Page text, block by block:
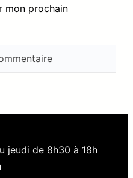
mon prochain
jeudi de 8h30 à 18h